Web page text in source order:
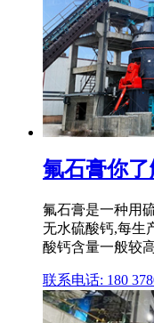
氟石膏你了
氟石膏是一种用
无水硫酸钙,每生
酸钙含量一般较
联系电话: 180